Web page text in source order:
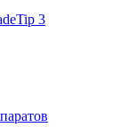
3